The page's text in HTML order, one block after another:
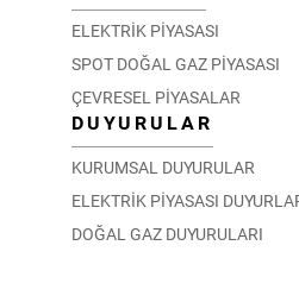
ELEKTRİK PİYASASI
SPOT DOĞAL GAZ PİYASASI
ÇEVRESEL PİYASALAR
DUYURULAR
KURUMSAL DUYURULAR
ELEKTRİK PİYASASI
DOĞAL GAZ DUYURULARI